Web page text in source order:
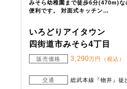
みそら幼稚園まで徒歩6分(470m)な
便利です。 対面式キッチン…
いろどりアイタウン
四街道市みそら4丁目
販売価格 3,290万円（税込）
交通 総武本線『物井』徒